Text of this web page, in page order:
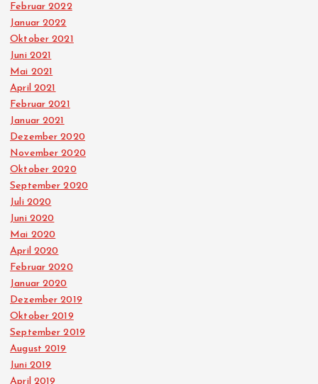
Februar 2022
Januar 2022
Oktober 2021
Juni 2021
Mai 2021
April 2021
Februar 2021
Januar 2021
Dezember 2020
November 2020
Oktober 2020
September 2020
Juli 2020
Juni 2020
Mai 2020
April 2020
Februar 2020
Januar 2020
Dezember 2019
Oktober 2019
September 2019
August 2019
Juni 2019
April 2019